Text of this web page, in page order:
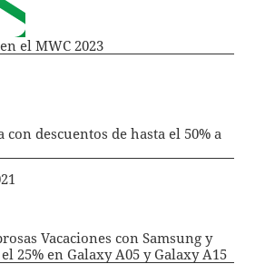
el MWC 2023
con descuentos de hasta el 50% a
Vacaciones con Samsung y
25% en Galaxy A05 y Galaxy A15